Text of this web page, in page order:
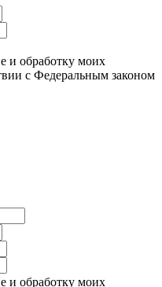
и обработку моих
с Федеральным законом
и обработку моих